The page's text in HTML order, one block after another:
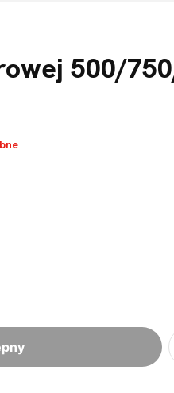
500/